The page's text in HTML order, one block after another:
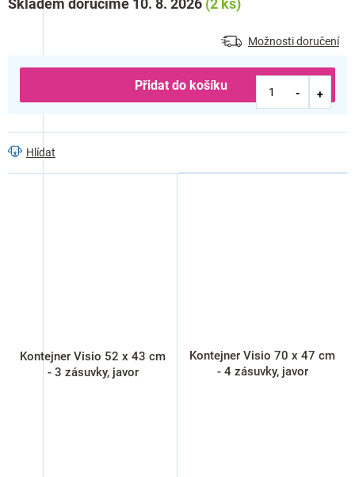
cena:
Skladem doručíme 10. 8. 2026 (2 ks)
Možnosti doručení
Přidat do košíku
Hlídat
Kontejner Visio 52 x 43 cm
- 3 zásuvky, javor
Kontejner Visio 70 x 47 cm
- 4 zásuvky, javor